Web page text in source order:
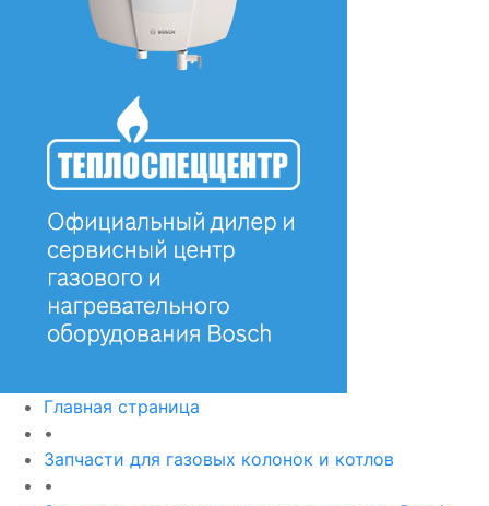
Главная страница
•
Запчасти для газовых колонок и котлов
•